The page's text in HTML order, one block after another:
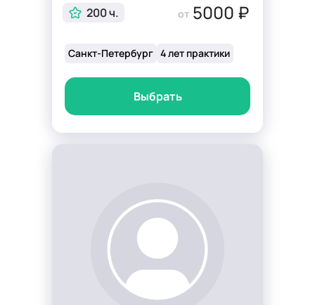
200 ч. от 5000 ₽
Санкт-Петербург 4 лет практики
Выбрать